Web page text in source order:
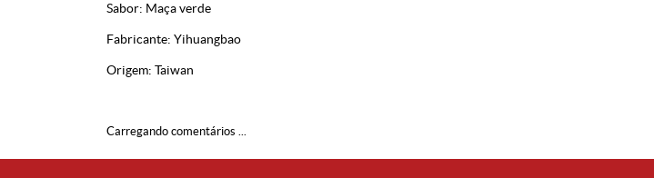
Sabor: Maça verde
Fabricante: Yihuangbao
Origem: Taiwan
Carregando comentários ...